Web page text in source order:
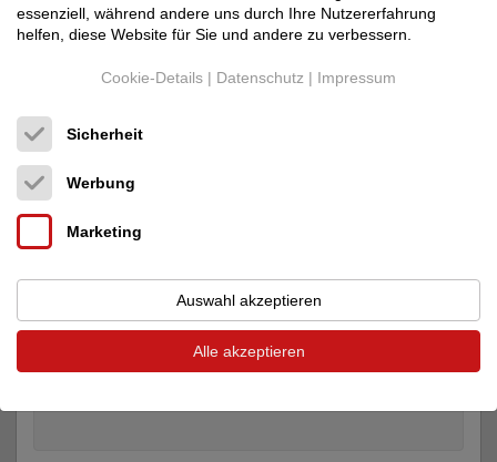
Lautsprecher, Kopfhörer
2.350 €
essenziell, während andere uns durch Ihre Nutzererfahrung
helfen, diese Website für Sie und andere zu verbessern.
Cookie-Details | Datenschutz | Impressum
Sicherheit
Werbung
Marketing
Auswahl akzeptieren
Alle akzeptieren